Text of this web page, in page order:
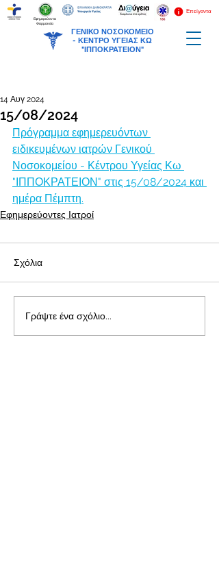
ΓΕΝΙΚΟ ΝΟΣΟΚΟΜΕΙΟ
- ΚΕΝΤΡΟ ΥΓΕΙΑΣ ΚΩ
"ΙΠΠΟΚΡΑΤΕΙΟΝ"
Επείγοντα
Εφημερεύοντα
Φαρμακεία
15/08/2024
14 Αυγ 2024
Πρόγραμμα εφημερευόντων
ειδικευμένων ιατρών Γενικού
Νοσοκομείου - Κέντρου Υγείας Κω
"ΙΠΠΟΚΡΑΤΕΙΟΝ" στις 15/08/2024 και
ημέρα Πέμπτη.
Εφημερεύοντες Ιατροί
Σχόλια
Γράψτε ένα σχόλιο...